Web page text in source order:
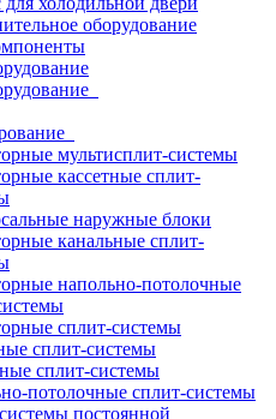
оборудование
мультисплит-системы
кассетные сплит-
наружные блоки
канальные сплит-
напольно-потолочные
сплит-системы
сплит-системы
сплит-системы
потолочные сплит-системы
постоянной